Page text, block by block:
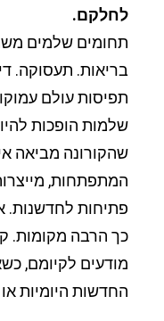
לחלקם.
תחומים שלמים
בריאות. תעסוקה.
תפיסות עולם
שלמות הופכות
שהקורונה מביאה
המתפתחות,
פתיחות לחדשנות.
כך הרבה מקומות.
מודעים לקיומם,
החדשות היומיות